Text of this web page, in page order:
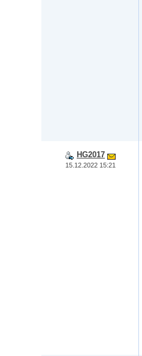
HG2017
15.12.2022 15:21